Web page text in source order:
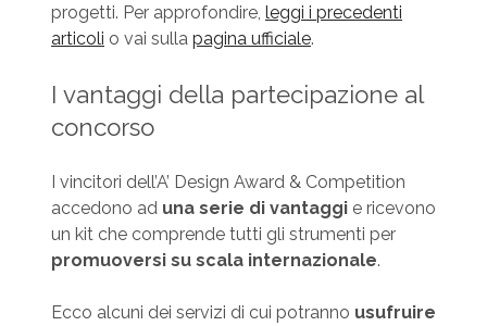
progetti. Per approfondire, leggi i precedenti
articoli o vai sulla pagina ufficiale.
I vantaggi della partecipazione al
concorso
I vincitori dell’A’ Design Award & Competition
accedono ad una serie di vantaggie ricevono
un kit che comprende tutti gli strumenti per
promuoversi su scala internazionale.
Ecco alcuni dei servizi di cui potranno usufruire